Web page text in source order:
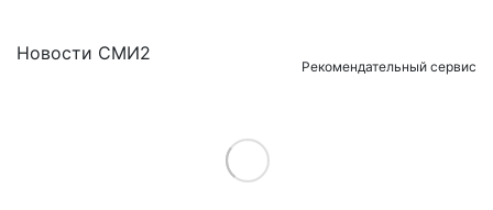
Новости СМИ2
Рекомендательный сервис
Load More